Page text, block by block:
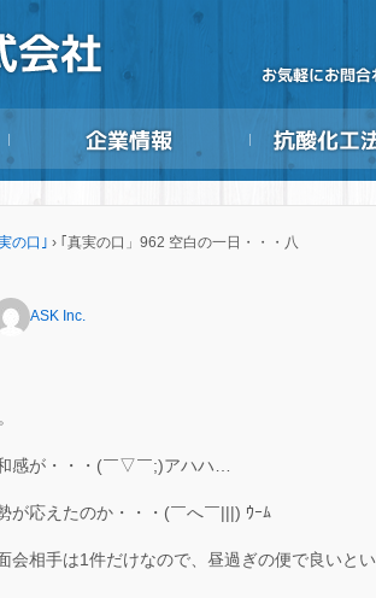
の口｣ › ｢真実の口」962 空白の一日・・・八
ASK Inc.
感が・・・(￣▽￣;)アハハ…
が応えたのか・・・(￣へ￣|||) ｳｰﾑ
会相手は1件だけなので、昼過ぎの便で良いと